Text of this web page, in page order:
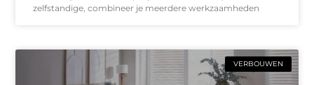
zelfstandige, combineer je meerdere werkzaamheden
VERBOUWEN